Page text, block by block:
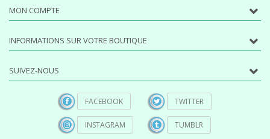
MON COMPTE
INFORMATIONS SUR VOTRE BOUTIQUE
SUIVEZ-NOUS
FACEBOOK
INSTAGRAM
TWITTER
TUMBLR